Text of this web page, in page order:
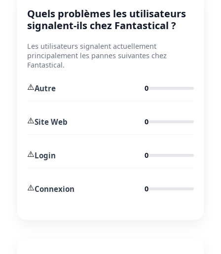
Quels problèmes les utilisateurs
signalent-ils chez Fantastical ?
Les utilisateurs signalent actuellement
principalement les pannes suivantes chez
Fantastical.
⚠️Autre 0
⚠️Site Web 0
⚠️Login 0
⚠️Connexion 0